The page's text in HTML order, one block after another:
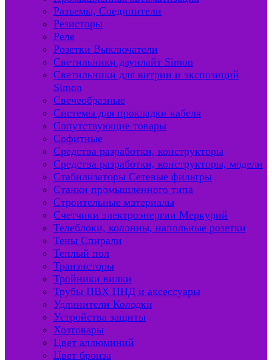
Разъемы, Соединители
Резисторы
Реле
Розетки Выключатели
Светильники даунлайт Simon
Светильники для витрин и экспозиций
Simon
Свечеобразные
Системы для прокладки кабеля
Сопутствующие товары
Софитные
Средства разработки, конструкторы
Средства разработки, конструкторы, модели
Стабилизаторы Сетевые фильтры
Станки промышленного типа
Строительные материалы
Счетчики электроэнергии Меркурий
Телеблоки, колонны, напольные розетки
Тены Спирали
Теплый пол
Транзисторы
Тройники вилки
Трубы ПВХ ПНД и аксессуары
Удлинители Колодки
Устройства защиты
Хозтовары
Цвет аллюминий
Цвет бронза